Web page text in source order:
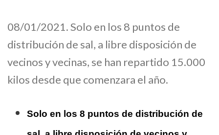
08/01/2021. Solo en los 8 puntos de
distribución de sal, a libre disposición de
vecinos y vecinas, se han repartido 15.000
kilos desde que comenzara el año.
Solo en los 8 puntos de distribución de